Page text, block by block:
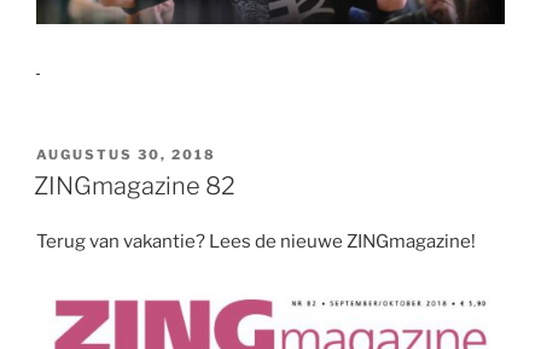
GEPLAATST
OP
AUGUSTUS 30, 2018
ZINGmagazine 82
Terug van vakantie? Lees de nieuwe ZINGmagazine!